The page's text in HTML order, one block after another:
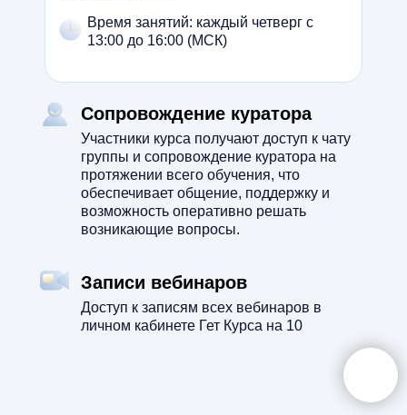
Записи вебинаров
Доступ к записям всех вебинаров в
личном кабинете Гет Курса на 10
Время занятий: каждый четверг с
13:00 до 16:00 (МСК)
Сопровождение куратора
Участники курса получают доступ к чату
группы и сопровождение куратора на
протяжении всего обучения, что
обеспечивает общение, поддержку и
возможность оперативно решать
возникающие вопросы.